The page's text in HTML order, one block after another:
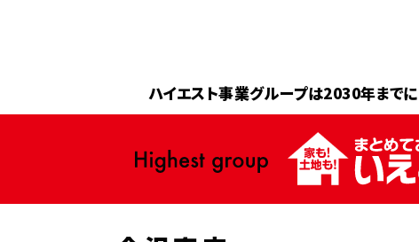
ハイエスト事業グループは2030年までに